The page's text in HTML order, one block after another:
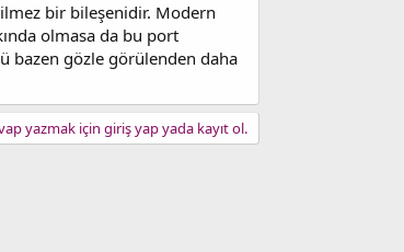
bir bileşenidir. Modern
olmasa da bu port
bazen gözle görülenden daha
yazmak için giriş yap yada kayıt ol.